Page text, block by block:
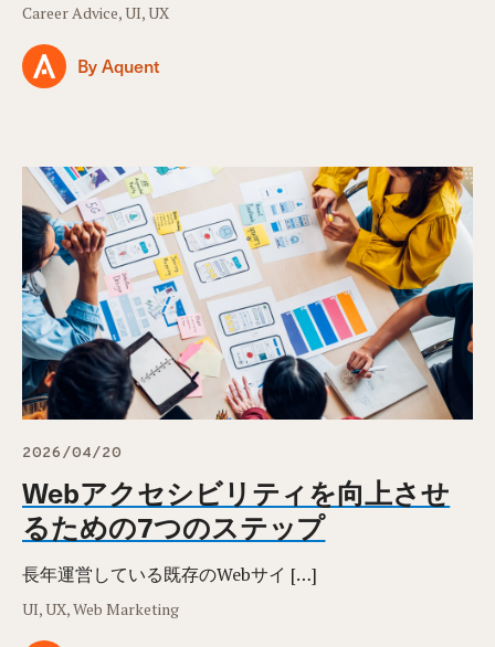
Career Advice, UI, UX
By Aquent
2026/04/20
Webアクセシビリティを向上させ
るための7つのステップ
長年運営している既存のWebサイ […]
UI, UX, Web Marketing